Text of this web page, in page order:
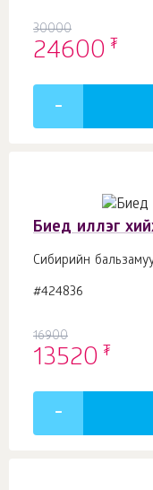
30000
24600 ₮
Биед иллэг
Сибирийн
#424836
16900
13520 ₮